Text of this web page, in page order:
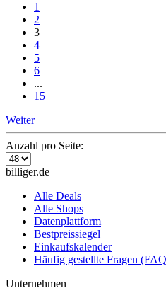
1
2
3
4
5
6
...
15
Weiter
Anzahl pro Seite:
billiger.de
Alle Deals
Alle Shops
Datenplattform
Bestpreissiegel
Einkaufskalender
Häufig gestellte Fragen
Unternehmen